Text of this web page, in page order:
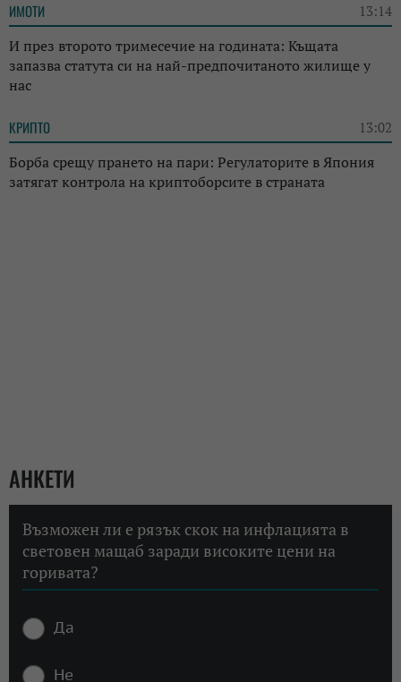
ИМОТИ 13:14
И през второто тримесечие на годината: Къщата
запазва статута си на най-предпочитаното жилище у
нас
КРИПТО 13:02
Борба срещу прането на пари: Регулаторите в Япония
затягат контрола на криптоборсите в страната
АНКЕТИ
Възможен ли е рязък скок на инфлацията в
световен мащаб заради високите цени на
горивата?
Да
Не